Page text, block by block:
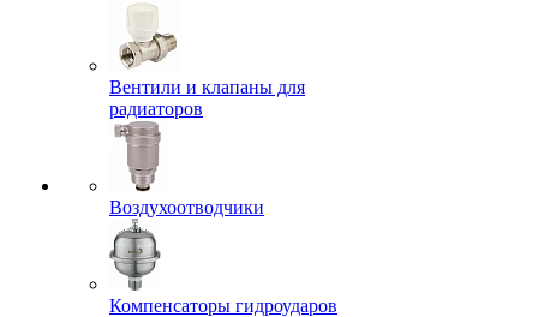
Вентили и клапаны для
радиаторов
Воздухоотводчики
Компенсаторы гидроударов